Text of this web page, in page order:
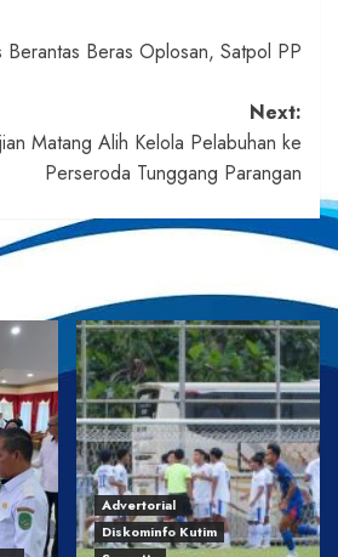
Berantas Beras Oplosan, Satpol PP
Next:
Matang Alih Kelola Pelabuhan ke
Perseroda Tunggang Parangan
Advertorial
Diskominfo Kutim